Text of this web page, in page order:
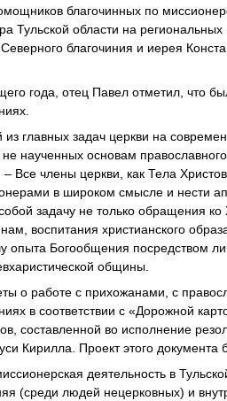
благочинных по
Тульской области на
благочиния и иерея
года, отец Павел отметил, что
из главных задач церкви на
наученных основам
– Все члены церкви, как Тела
в широком смысле и нести
задачу не только обращения
воспитания христианского
опыта Богообщения посредством
общины.
о работе с прихожанами, с
в соответствии с «Дорожной
составленной во исполнение
Кирилла. Проект этого
деятельность в
(среди людей нецерковных) и